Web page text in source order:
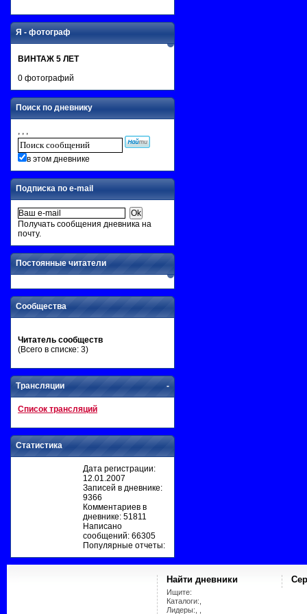
Я - фотограф
ВИНТАЖ 5 ЛЕТ
0 фотографий
Поиск по дневнику
, , ,
в этом дневнике
Подписка по e-mail
Получать сообщения дневника на
почту.
Постоянные читатели
Сообщества
Читатель сообществ
(Всего в списке: 3)
-
Трансляции
Список трансляций
Статистика
Дата регистрации:
12.01.2007
Записей в дневнике:
9366
Комментариев в
дневнике: 51811
Написано
сообщений: 66305
Популярные отчеты:
Найти дневники
Ищите:
Каталоги:,
Лидеры:, ,